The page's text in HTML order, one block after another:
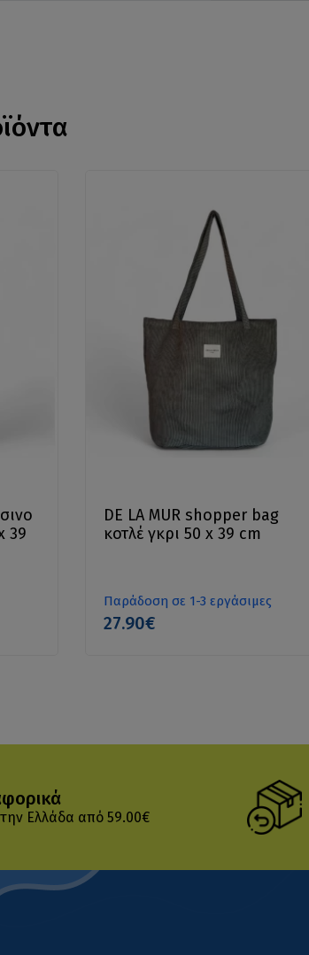
39
DE LA MUR shopper bag
κοτλέ γκρι 50 x 39 cm
Παράδοση σε 1-3 εργάσιμες
27.90€
Ελλάδα από 59.00€